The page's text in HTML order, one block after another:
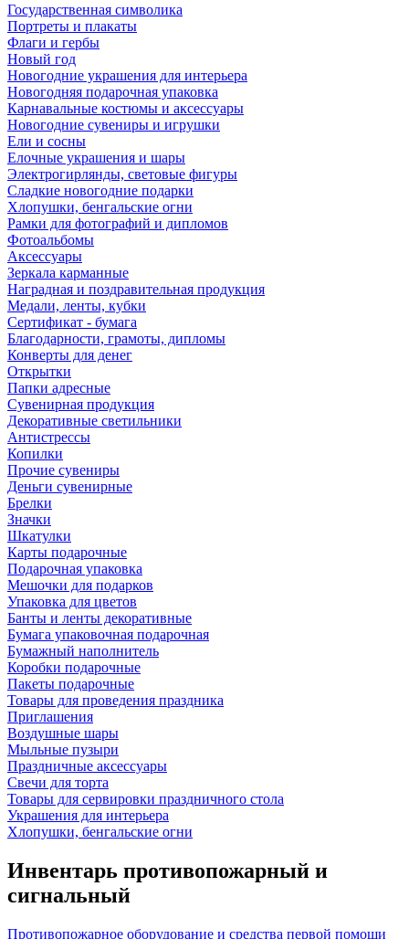
Государственная символика
Портреты и плакаты
Флаги и гербы
Новый год
Новогодние украшения для интерьера
Новогодняя подарочная упаковка
Карнавальные костюмы и аксессуары
Новогодние сувениры и игрушки
Ели и сосны
Елочные украшения и шары
Электрогирлянды, световые фигуры
Сладкие новогодние подарки
Хлопушки, бенгальские огни
Рамки для фотографий и дипломов
Фотоальбомы
Аксессуары
Зеркала карманные
Наградная и поздравительная продукция
Медали, ленты, кубки
Сертификат - бумага
Благодарности, грамоты, дипломы
Конверты для денег
Открытки
Папки адресные
Сувенирная продукция
Декоративные светильники
Антистрессы
Копилки
Прочие сувениры
Деньги сувенирные
Брелки
Значки
Шкатулки
Карты подарочные
Подарочная упаковка
Мешочки для подарков
Упаковка для цветов
Банты и ленты декоративные
Бумага упаковочная подарочная
Бумажный наполнитель
Коробки подарочные
Пакеты подарочные
Товары для проведения праздника
Приглашения
Воздушные шары
Мыльные пузыри
Праздничные аксессуары
Свечи для торта
Товары для сервировки праздничного стола
Украшения для интерьера
Хлопушки, бенгальские огни
Инвентарь противопожарный и
сигнальный
Противопожарное оборудование и средства первой помощи